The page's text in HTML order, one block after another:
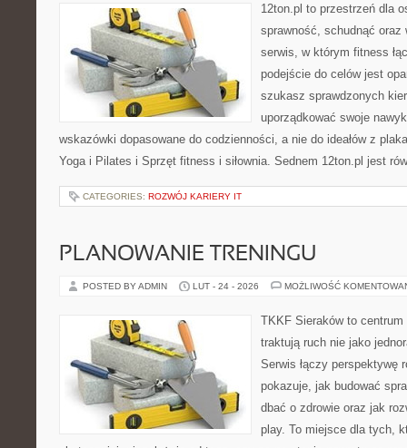
12ton.pl to przestrzeń dla
sprawność, schudnąć oraz
serwis, w którym fitness
podejście do celów jest
szukasz sprawdzonych
uporządkować swoje
wskazówki dopasowane do codzienności, a nie do ideałów z
Yoga i Pilates i Sprzęt fitness i siłownia. Sednem 12ton.pl jest
CATEGORIES: ROZWÓJ KARIERY IT
PLANOWANIE TRENINGU
POSTED BY ADMIN LUT - 24 - 2026 MOŻLIWOŚĆ
TKKF Sieraków to
traktują ruch nie jako
Serwis łączy perspektywę
pokazuje, jak budować
dbać o zdrowie oraz jak
play. To miejsce dla tych,